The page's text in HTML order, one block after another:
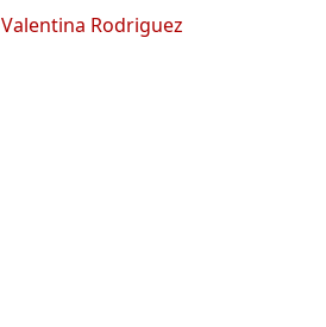
Valentina Rodriguez